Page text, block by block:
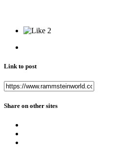
2
Link to post
Share on other sites